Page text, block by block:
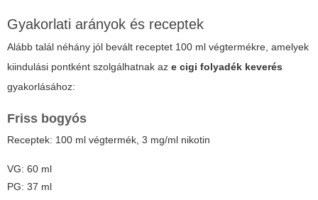
Gyakorlati arányok és receptek
Alább talál néhány jól bevált receptet 100 ml végtermékre, amelyek
kiindulási pontként szolgálhatnak az e cigi folyadék keverés
gyakorlásához:
Friss bogyós
Receptek: 100 ml végtermék, 3 mg/ml nikotin
VG: 60 ml
PG: 37 ml